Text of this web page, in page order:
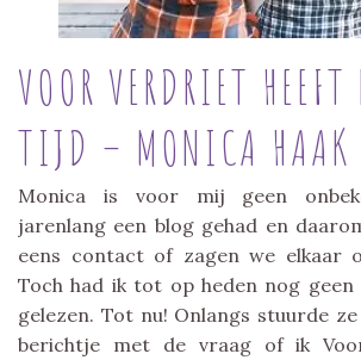
VOOR VERDRIET
TIJD – MONICA HAAK
Monica is voor mij geen
jarenlang een blog gehad en
eens contact of zagen we elkaar
Toch had ik tot op heden nog geen
gelezen. Tot nu! Onlangs stuurde
berichtje met de vraag of ik